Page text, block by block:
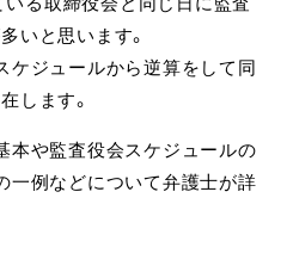
いと思います。
ケジュールから逆算をして同
します。
本や監査役会スケジュールの
一例などについて弁護士が詳